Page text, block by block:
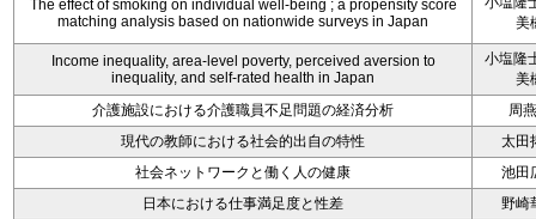
The effect of smoking on individual well-being ; a propensity score
matching analysis based on nationwide surveys in Japan
美
Income inequality, area-level poverty, perceived aversion to
inequality, and self-rated health in Japan
小塩隆
美
介護施設における介護職員不足問題の経済分析
周
現代の教師における社会的出自の特性
太田
社会ネットワークと働く人の健康
池田
日本における仕事満足度と性差
野崎